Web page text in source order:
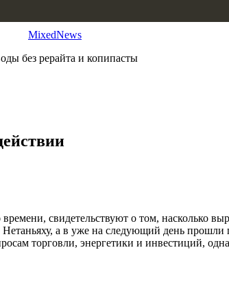
MixedNews
без рерайта и копипасты
свидетельствуют о том, насколько
Нетаньяху, а в уже на следующий день
торговли, энергетики и инвестиций,